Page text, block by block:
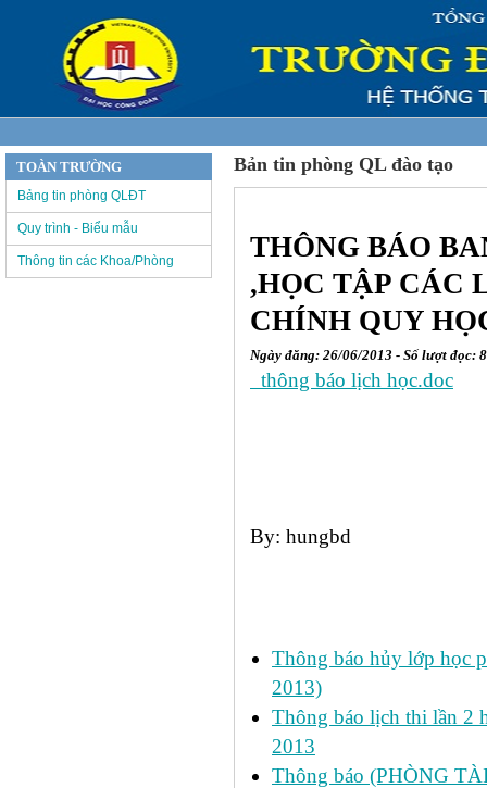
Bản tin phòng QL đào tạo
THÔNG BÁO
,HỌC TẬP CÁC
CHÍNH QUY
Ngày đăng: 26/06/2013 - Số lượt đọc:
thông báo lịch học.doc
By: hungbd
Thông báo hủy lớp học
2013)
Thông báo lịch thi lần 2
2013
Thông báo (PHÒNG
TOÀN TRƯỜNG
Bảng tin phòng QLĐT
Quy trình - Biểu mẫu
Thông tin các Khoa/Phòng